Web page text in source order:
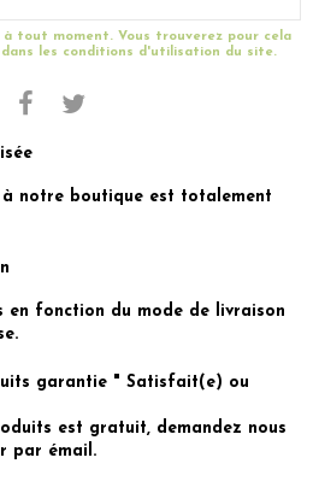
à tout moment. Vous trouverez pour cela
les conditions d'utilisation du site.
à notre boutique est totalement
en fonction du mode de livraison
garantie " Satisfait(e) ou
est gratuit, demandez nous
par émail.